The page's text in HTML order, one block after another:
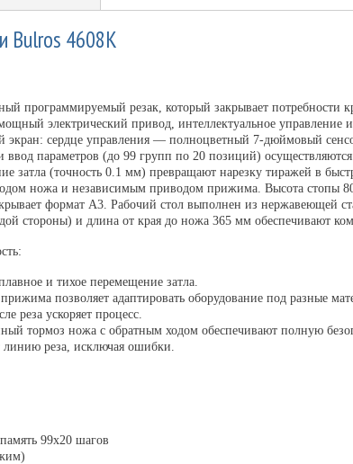
Bulros 4608K
программируемый резак, который закрывает потребности
электрический привод, интеллектуальное
экран: сердце управления — полноцветный 7-дюймовый
ввод параметров (до 99 групп по 20 позиций)
затла (точность 0.1 мм) превращают нарезку тиражей в
ножа и независимым приводом прижима. Высота стопы
формат А3. Рабочий стол выполнен из нержавеющей
стороны) и длина от края до ножа 365 мм обеспечивают
и тихое перемещение затла.
позволяет адаптировать оборудование под разные
реза ускоряет процесс.
тормоз ножа с обратным ходом обеспечивают полную
линию реза, исключая ошибки.
99x20 шагов